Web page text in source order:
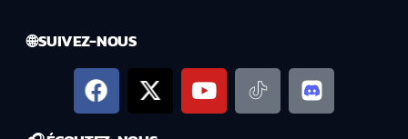
🌐 SUIVEZ-NOUS